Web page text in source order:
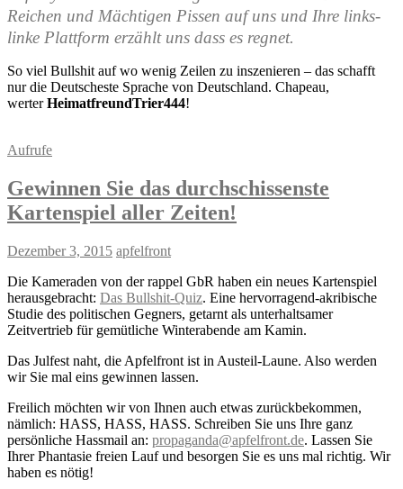
Reichen und Mächtigen Pissen auf uns und Ihre links-
linke Plattform erzählt uns dass es regnet.
So viel Bullshit auf wo wenig Zeilen zu inszenieren – das schafft
nur die Deutscheste Sprache von Deutschland. Chapeau,
werterHeimatfreundTrier444!
Aufrufe
Gewinnen Sie das durchschissenste
Kartenspiel aller Zeiten!
Dezember 3, 2015 apfelfront
Die Kameraden von der rappel GbR haben ein neues Kartenspiel
herausgebracht: Das Bullshit-Quiz. Eine hervorragend-akribische
Studie des politischen Gegners, getarnt als unterhaltsamer
Zeitvertrieb für gemütliche Winterabende am Kamin.
Das Julfest naht, die Apfelfront ist in Austeil-Laune. Also werden
wir Sie mal eins gewinnen lassen.
Freilich möchten wir von Ihnen auch etwas zurückbekommen,
nämlich: HASS, HASS, HASS. Schreiben Sie uns Ihre ganz
persönliche Hassmail an: propaganda@apfelfront.de. Lassen Sie
Ihrer Phantasie freien Lauf und besorgen Sie es uns mal richtig. Wir
haben es nötig!